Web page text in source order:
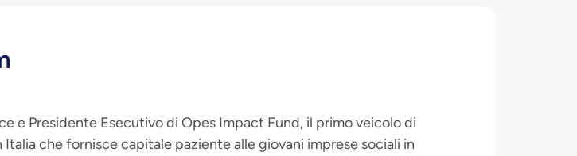
e Presidente Esecutivo di Opes Impact Fund, il primo veicolo di
che fornisce capitale paziente alle giovani imprese sociali in